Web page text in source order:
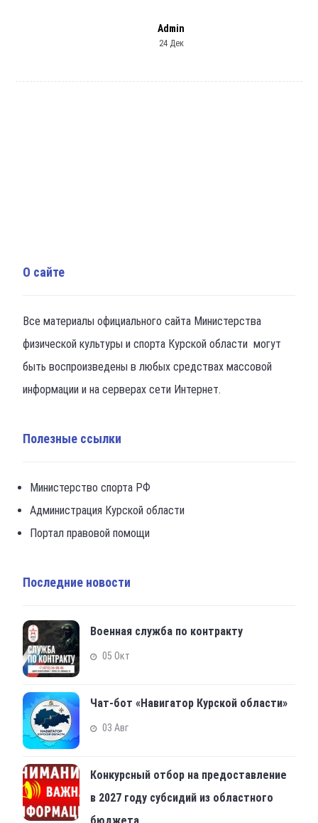
Admin
24 Дек
О сайте
Все материалы официального сайта Министерства
физической культуры и спорта Курской области могут
быть воспроизведены в любых средствах массовой
информации и на серверах сети Интернет.
Полезные ссылки
Министерство спорта РФ
Администрация Курской области
Портал правовой помощи
Последние новости
Военная служба по контракту
05 Окт
Чат-бот «Навигатор Курской области»
03 Авг
Конкурсный отбор на предоставление
в 2027 году субсидий из областного